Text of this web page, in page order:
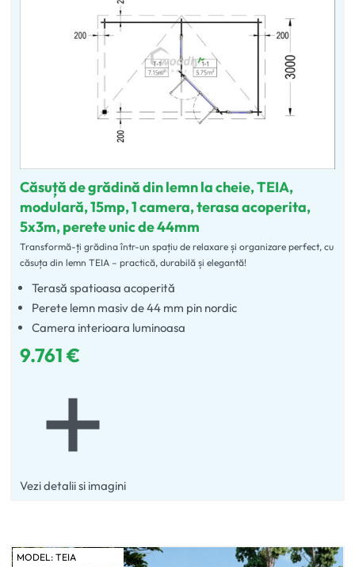
Căsuță de grădină din lemn la cheie, TEIA,
modulară, 15mp, 1 camera, terasa acoperita,
5x3m, perete unic de 44mm
Transformă-ți grădina într-un spațiu de relaxare și organizare perfect, cu
căsuța din lemn TEIA – practică, durabilă și elegantă!
Terasă spatioasa acoperită
Perete lemn masiv de 44 mm pin nordic
Camera interioara luminoasa
9.761 €
Vezi detalii si imagini
MODEL: TEIA